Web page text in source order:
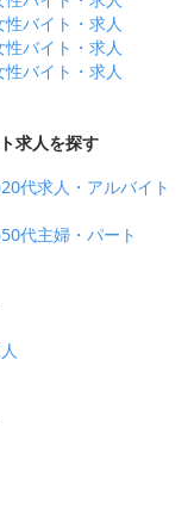
性バイト・求人
性バイト・求人
性バイト・求人
求人を探す
代求人・アルバイト
代主婦・パート